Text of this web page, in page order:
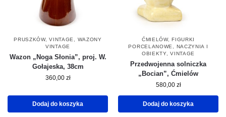
PRUSZKÓW,VINTAGE
WAZONY
VINTAGE
Wazon „Noga Słonia”, proj. W.
Gołajeska, 38cm
360,00 zł
Dodaj do koszyka
ĆMIELÓW,FIGURKI
PORCELANOWE
NACZYNIA I
OBIEKTY,VINTAGE
Przedwojenna solniczka
„Bocian”, Ćmielów
580,00 zł
Dodaj do koszyka